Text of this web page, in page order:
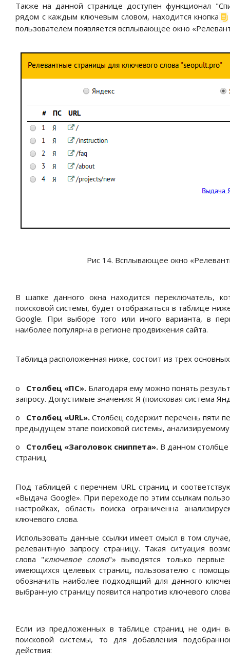
Также на данной странице доступен функционал
рядом с каждым ключевым словом, находится кнопка
пользователем появляется всплывающее окно
Рис 14. Всплывающее окно
В шапке данного окна находится переключатель,
поисковой системы, будет отображаться в таблице
Google. При выборе того или иного варианта, в
наиболее популярна в регионе продвижения сайта.
Таблица расположенная ниже, состоит из трех
o Столбец «ПС». Благодаря ему можно понять
запросу. Допустимые значения: Я (поисковая система
o
Столбец «URL». Столбец содержит перечень пяти
предыдущем этапе поисковой системы, анализируемому
o
Столбец «Заголовок сниппета». В данном столбце
страниц.
Под таблицей с перечнем URL страниц и
«Выдача Google». При переходе по этим ссылкам
настройках, область поиска ограниченна
ключевого слова.
Использовать данные ссылки имеет смысл в том
релевантную запросу страницу. Такая ситуация
слова "ключевое слово"» выводятся только первые
имеющихся целевых страниц, пользователю с
обозначить наиболее подходящий для данного
выбранную страницу появится напротив ключевого
Если из предложенных в таблице страниц не один
поисковой системы, то для добавления
действия: